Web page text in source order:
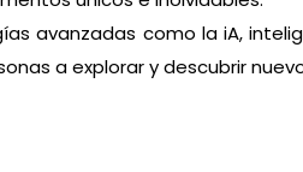
avanzadas como la iA,
a explorar y descubrir